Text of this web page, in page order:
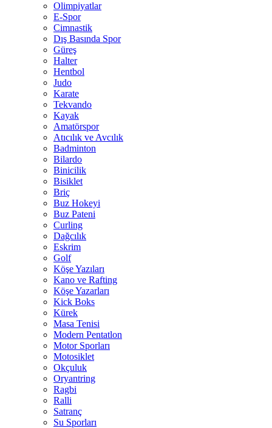
Olimpiyatlar
E-Spor
Cimnastik
Dış Basında Spor
Güreş
Halter
Hentbol
Judo
Karate
Tekvando
Kayak
Amatörspor
Atıcılık ve Avcılık
Badminton
Bilardo
Binicilik
Bisiklet
Briç
Buz Hokeyi
Buz Pateni
Curling
Dağcılık
Eskrim
Golf
Köşe Yazıları
Kano ve Rafting
Köşe Yazarları
Kick Boks
Kürek
Masa Tenisi
Modern Pentatlon
Motor Sporları
Motosiklet
Okçuluk
Oryantring
Ragbi
Ralli
Satranç
Su Sporları